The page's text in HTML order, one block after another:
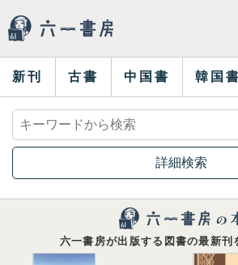
新刊 古書 中国書 韓国書
詳細検索
六一書房が出版する図書の最新刊